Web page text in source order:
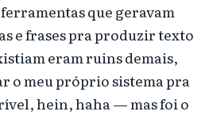
que geravam
e frases pra produzir texto
eram ruins demais,
o meu próprio sistema pra
hein, haha — mas foi o